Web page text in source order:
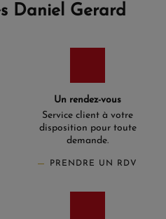
Daniel Gerard
Un rendez-vous
Service client à votre
disposition pour toute
demande.
PRENDRE UN RDV